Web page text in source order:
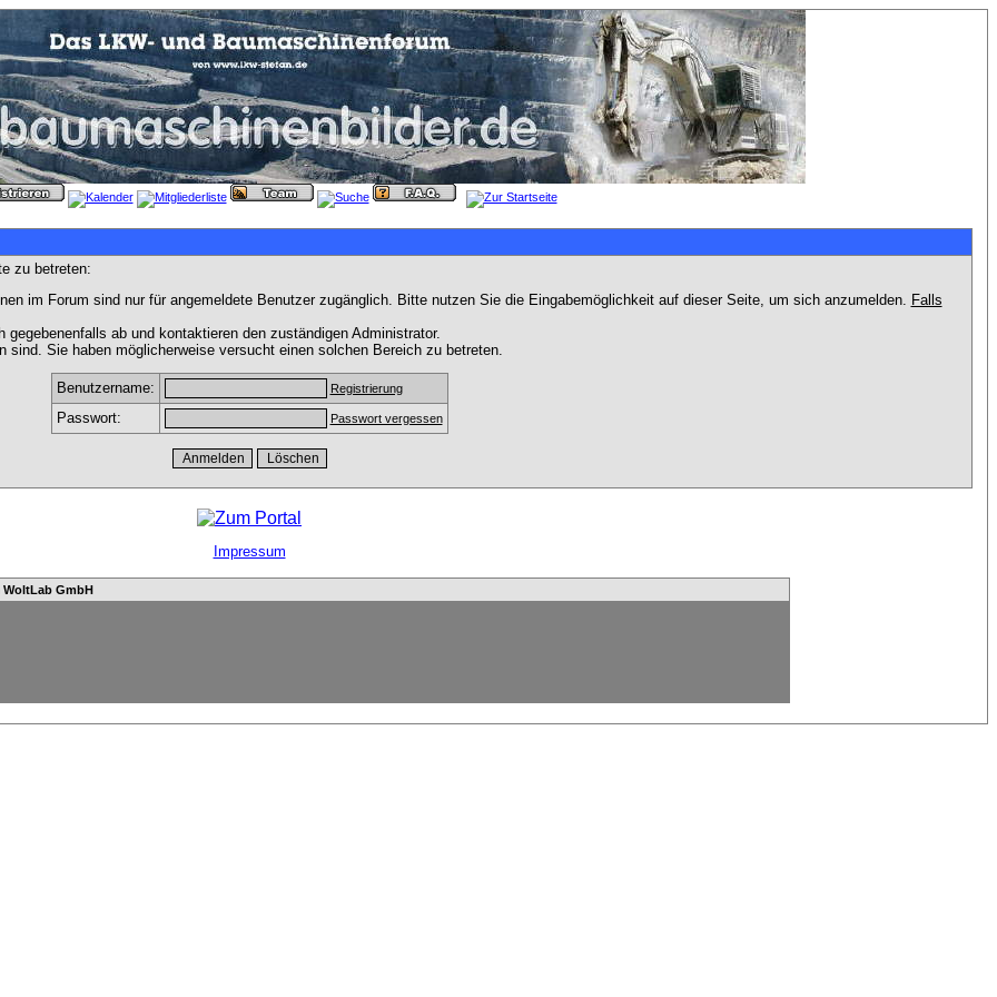
zu betreten:
im Forum sind nur für angemeldete Benutzer zugänglich. Bitte nutzen Sie die Eingabemöglichkeit auf dieser Seite, um sich anzumelden. Falls
ab und kontaktieren den zuständigen Administrator.
Sie haben möglicherweise versucht einen solchen Bereich zu betreten.
Benutzername: Registrierung
Passwort: Passwort vergessen
Impressum
WoltLab GmbH